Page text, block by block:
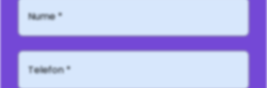
Telefon*